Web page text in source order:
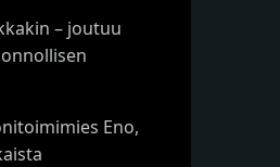
– joutuu
Eno,